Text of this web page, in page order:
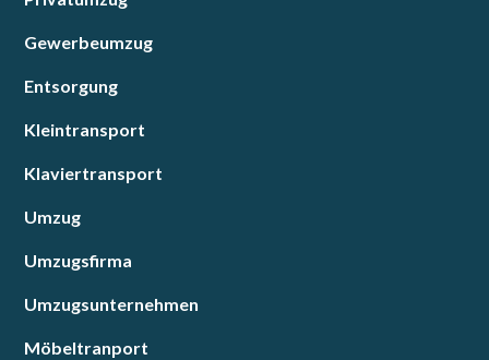
Gewerbeumzug
Entsorgung
Kleintransport
Klaviertransport
Umzug
Umzugsfirma
Umzugsunternehmen
Möbeltranport